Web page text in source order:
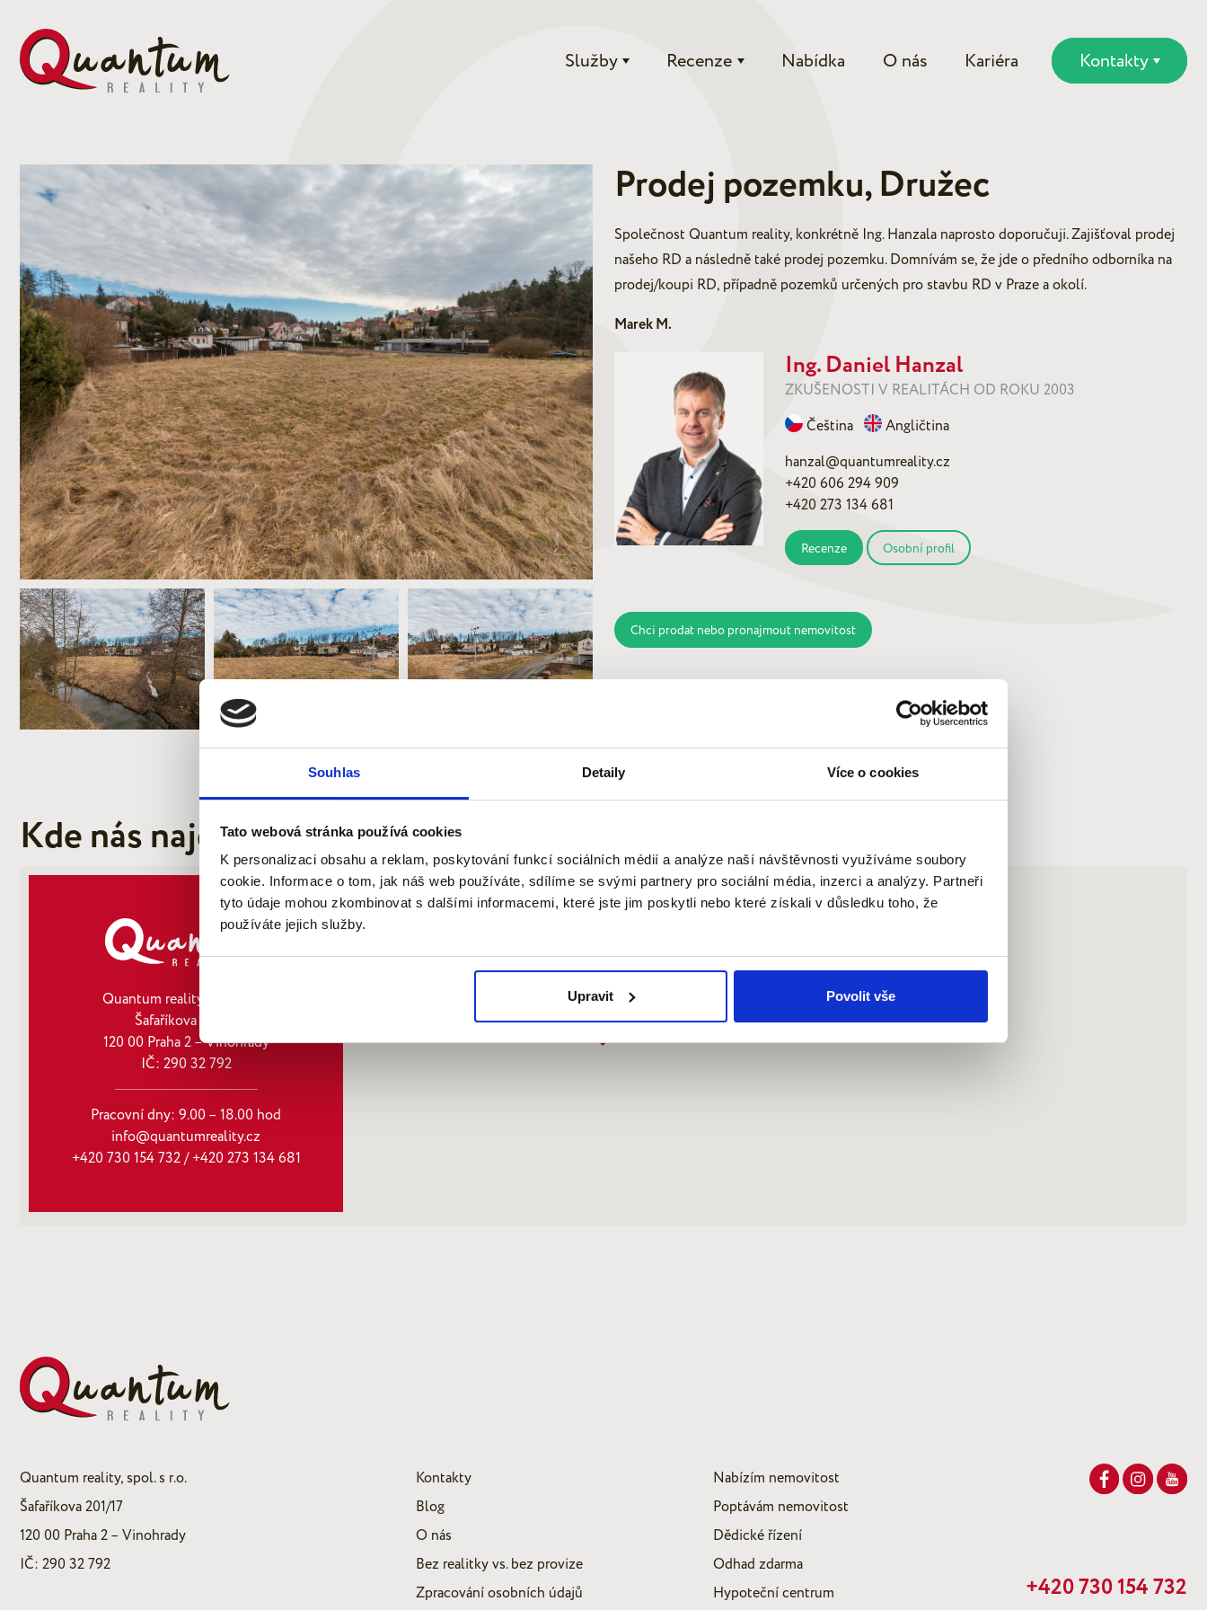
Souhlas Detaily Více o cookies
Tato webová stránka používá cookies
K personalizaci obsahu a reklam, poskytování funkcí sociálních médií a analýze naší návštěvnosti využíváme soubory
cookie. Informace o tom, jak náš web používáte, sdílíme se svými partnery pro sociální média, inzerci a analýzy. Partneři
tyto údaje mohou zkombinovat s dalšími informacemi, které jste jim poskytli nebo které získali v důsledku toho, že
používáte jejich služby.
Upravit Povolit vše
Služby Recenze Nabídka O nás Kariéra Kontakty
Prodej pozemku, Družec
Společnost Quantum reality, konkrétně Ing. Hanzala naprosto doporučuji. Zajišťoval prodej
našeho RD a následně také prodej pozemku. Domnívám se, že jde o předního odborníka na
prodej/koupi RD, případně pozemků určených pro stavbu RD v Praze a okolí.
Marek M.
Ing. Daniel Hanzal
ZKUŠENOSTI V REALITÁCH OD ROKU 2003
Čeština
Angličtina
hanzal@quantumreality.cz
+420 606 294 909
+420 273 134 681
Recenze Osobní profil
Chci prodat nebo pronajmout nemovitost
Kde nás najdete
Quantum reality, spol. s r.o.
Šafaříkova 201/17
120 00 Praha 2 – Vinohrady
IČ: 290‍ 32‍ 792
Pracovní dny: 9.00 – 18.00 hod
info@quantumreality.cz
+420 730 154 732/+420 273 134 681
Quantum reality, spol. s r.o.
Šafaříkova 201/17
120 00 Praha 2 – Vinohrady
IČ: 290 32 792
Kontakty
Blog
O nás
Bez realitky vs. bez provize
Zpracování osobních údajů
Nabízím nemovitost
Poptávám nemovitost
Dědické řízení
Odhad zdarma
Hypoteční centrum
+420 730 154 732